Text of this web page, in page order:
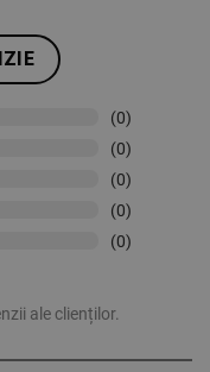
(0)
(0)
(0)
(0)
(0)
ale clienților.